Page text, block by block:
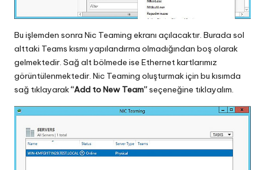
Bu işlemden sonra Nic Teaming ekranı açılacaktır. Burada sol
alttaki Teams kısmı yapılandırma olmadığından boş olarak
gelmektedir. Sağ alt bölmede ise Ethernet kartlarımız
görüntülenmektedir. Nic Teaming oluşturmak için bu kısımda
sağ tıklayarak“Add to New Team”seçeneğine tıklayalım.